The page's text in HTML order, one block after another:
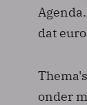
dat
onder